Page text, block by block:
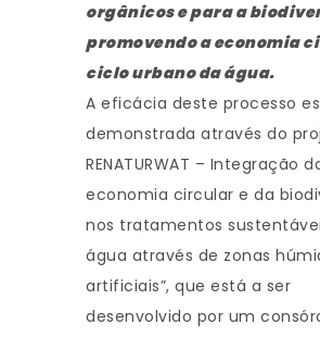
orgânicos e para a
promovendo a economia
ciclo urbano da água.
A eficácia deste processo
demonstrada através do
RENATURWAT – Integração
economia circular e da
nos tratamentos
água através de zonas
artificiais”, que está a ser
desenvolvido por um